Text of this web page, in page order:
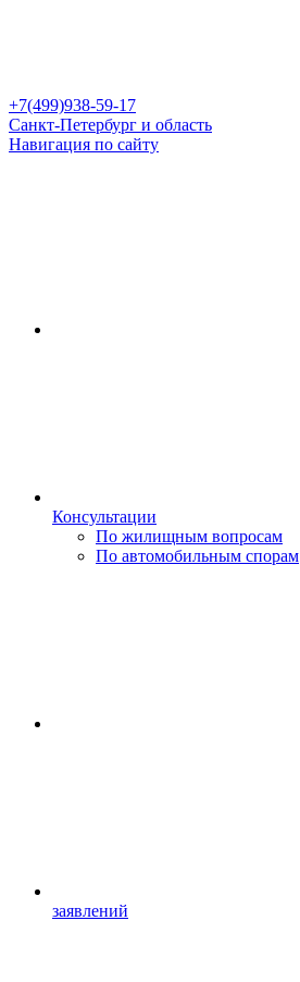
+7(499)938-59-17
Санкт-Петербург и область
Навигация по сайту
Консультации
По жилищным вопросам
По автомобильным спорам
заявлений